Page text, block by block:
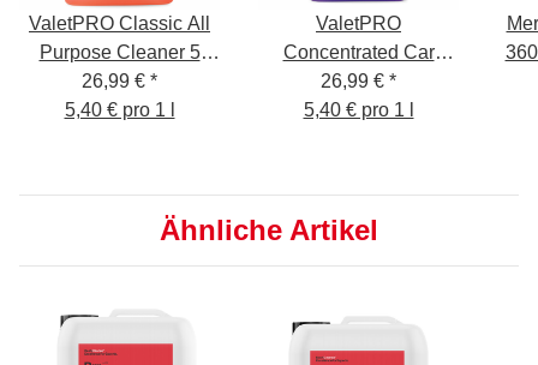
ValetPRO Classic All
Purpose Cleaner 5
Liter
26,99 € *
5,40 € pro 1 l
ValetPRO
Concentrated Car
Wash 5 Liter
26,99 € *
5,40 € pro 1 l
Ähnliche Artikel